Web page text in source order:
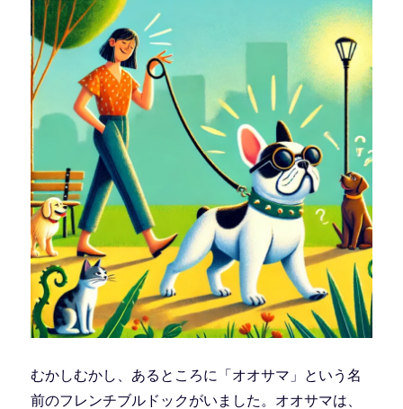
むかしむかし、あるところに「オオサマ」という名
前のフレンチブルドックがいました。オオサマは、